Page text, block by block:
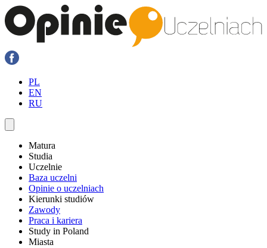
PL
EN
RU
Matura
Studia
Uczelnie
Baza uczelni
Opinie o uczelniach
Kierunki studiów
Zawody
Praca i kariera
Study in Poland
Miasta